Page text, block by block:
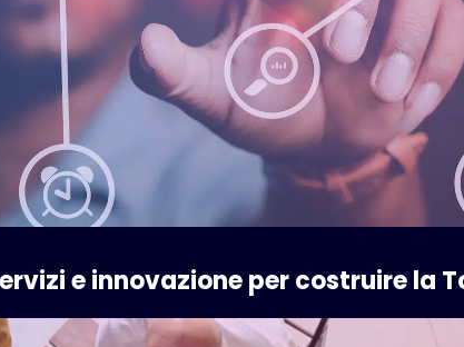
e innovazione per costruire la